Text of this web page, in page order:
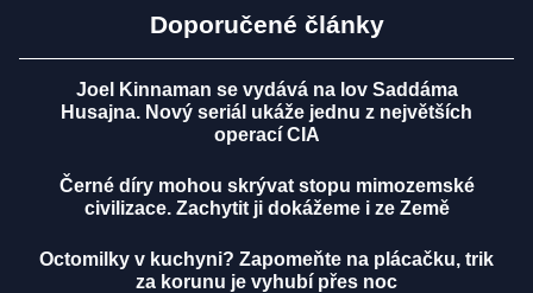
Doporučené články
Joel Kinnaman se vydává na lov Saddáma
Husajna. Nový seriál ukáže jednu z největších
operací CIA
Černé díry mohou skrývat stopu mimozemské
civilizace. Zachytit ji dokážeme i ze Země
Octomilky v kuchyni? Zapomeňte na plácačku, trik
za korunu je vyhubí přes noc